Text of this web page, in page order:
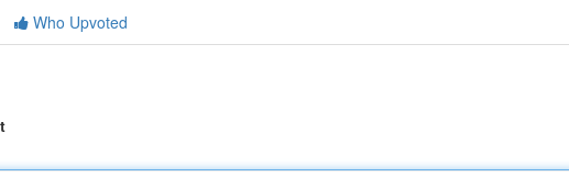
Who Upvoted